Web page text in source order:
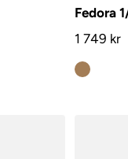
Fedora
1 749 kr